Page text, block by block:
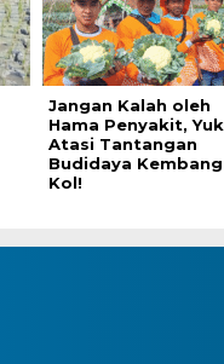
Jangan Kalah oleh
Hama Penyakit, Yuk
Atasi Tantangan
Budidaya Kembang
Kol!